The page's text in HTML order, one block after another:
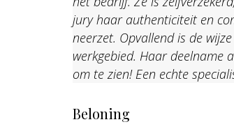
jury haar authenticiteit en
neerzet. Opvallend is de
werkgebied. Haar deelname
om te zien! Een echte
Beloning